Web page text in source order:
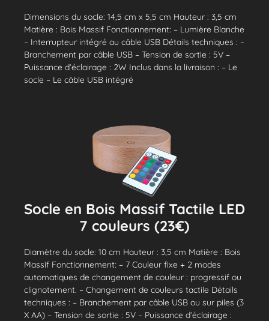
Dimensions du socle: 14,5 cm x 5,5 cm Hauteur : 3,5 cm
Matière : Bois Massif Fonctionnement: – Lumière Blanche
– Interrupteur intégré au câble USB Détails techniques : –
Branchement par câble USB – Tension de sortie : 5V –
Puissance d’éclairage : 2W Inclus dans la livraison : – Le
socle – Le câble USB intégré
Socle en Bois Massif Tactile LED
7 couleurs (23€)
Diamètre du socle: 10 cm Hauteur : 3,5 cm Matière : Bois
Massif Fonctionnement: – 7 Couleur fixe + 2 modes
automatiques de changement de couleur : progressif ou
clignotement. – Changement de couleurs tactile Détails
techniques : – Branchement par câble USB ou sur piles (3
X AA) – Tension de sortie : 5V – Puissance d’éclairage :